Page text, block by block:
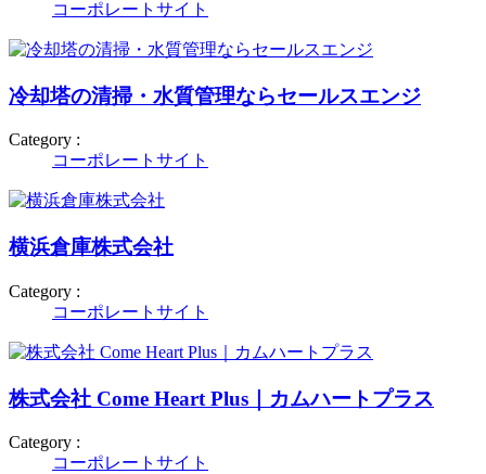
コーポレートサイト
冷却塔の清掃・水質管理ならセールスエンジ
Category :
コーポレートサイト
横浜倉庫株式会社
Category :
コーポレートサイト
株式会社 Come Heart Plus｜カムハートプラス
Category :
コーポレートサイト